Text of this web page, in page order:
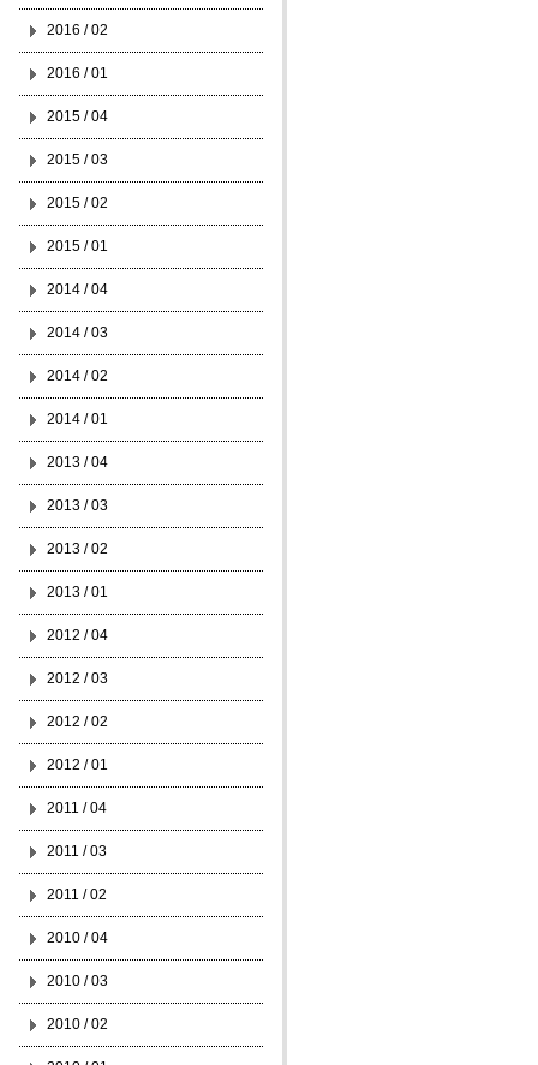
2016 / 02
2016 / 01
2015 / 04
2015 / 03
2015 / 02
2015 / 01
2014 / 04
2014 / 03
2014 / 02
2014 / 01
2013 / 04
2013 / 03
2013 / 02
2013 / 01
2012 / 04
2012 / 03
2012 / 02
2012 / 01
2011 / 04
2011 / 03
2011 / 02
2010 / 04
2010 / 03
2010 / 02